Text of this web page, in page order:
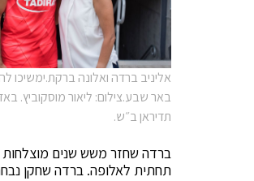
אליניב ברדה ואלונה ברקת.ימשיכו
באר שבע.צילום: ליאור מוסקוביץ.
תדיראן ב״ש.
תחתית לאלופה. ברדה שחקן נבחרת ישראל שכבד